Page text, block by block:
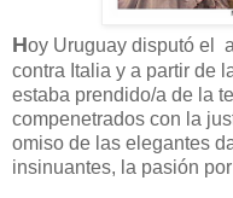
Hoy Uruguay disputó el
contra Italia y a partir de
estaba prendido/a de la
compenetrados con la
omiso de las elegantes
insinuantes, la pasión